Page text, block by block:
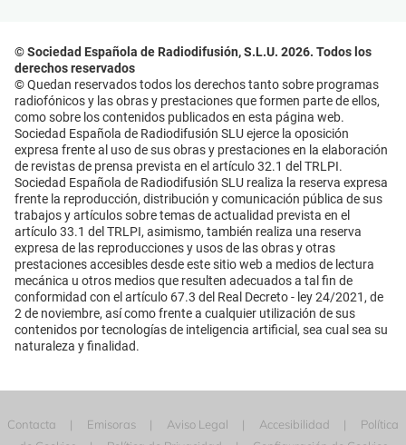
© Sociedad Española de Radiodifusión, S.L.U. 2026. Todos los
derechos reservados
© Quedan reservados todos los derechos tanto sobre programas
radiofónicos y las obras y prestaciones que formen parte de ellos,
como sobre los contenidos publicados en esta página web.
Sociedad Española de Radiodifusión SLU ejerce la oposición
expresa frente al uso de sus obras y prestaciones en la elaboración
de revistas de prensa prevista en el artículo 32.1 del TRLPI.
Sociedad Española de Radiodifusión SLU realiza la reserva expresa
frente la reproducción, distribución y comunicación pública de sus
trabajos y artículos sobre temas de actualidad prevista en el
artículo 33.1 del TRLPI, asimismo, también realiza una reserva
expresa de las reproducciones y usos de las obras y otras
prestaciones accesibles desde este sitio web a medios de lectura
mecánica u otros medios que resulten adecuados a tal fin de
conformidad con el artículo 67.3 del Real Decreto - ley 24/2021, de
2 de noviembre, así como frente a cualquier utilización de sus
contenidos por tecnologías de inteligencia artificial, sea cual sea su
naturaleza y finalidad.
Contacta Emisoras Aviso Legal Accesibilidad
Política